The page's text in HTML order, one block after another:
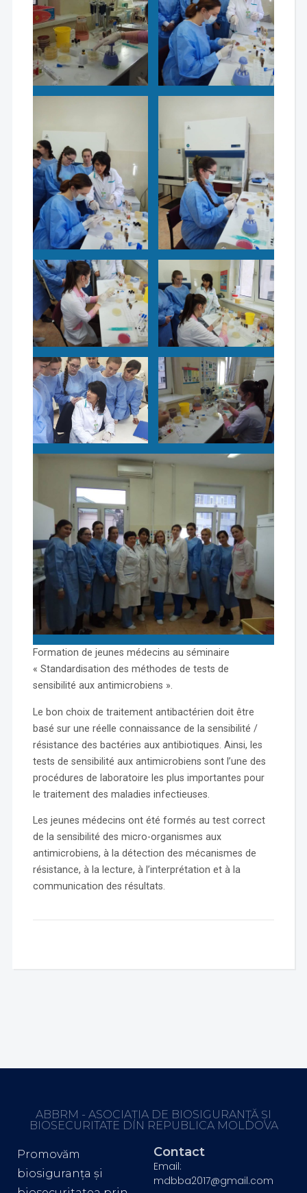
Formation de jeunes médecins au séminaire
« Standardisation des méthodes de tests de
sensibilité aux antimicrobiens ».
Le bon choix de traitement antibactérien doit être
basé sur une réelle connaissance de la sensibilité /
résistance des bactéries aux antibiotiques. Ainsi, les
tests de sensibilité aux antimicrobiens sont l’une des
procédures de laboratoire les plus importantes pour
le traitement des maladies infectieuses.
Les jeunes médecins ont été formés au test correct
de la sensibilité des micro-organismes aux
antimicrobiens, à la détection des mécanismes de
résistance, à la lecture, à l’interprétation et à la
communication des résultats.
ABBRM - ASOCIAȚIA DE BIOSIGURANȚĂ ȘI
BIOSECURITATE DIN REPUBLICA MOLDOVA
Promovăm
biosiguranța și
Contact
Email:
mdbba2017@gmail.com